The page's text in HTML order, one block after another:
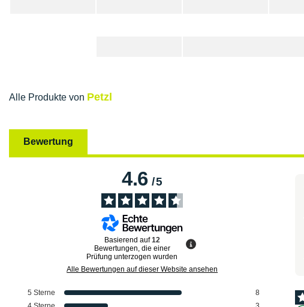
Alle Produkte von Petzl
Bewertung
4.6/5
Basierend auf12
Bewertungen, die einer
Prüfung unterzogen wurden
Alle Bewertungen auf dieser Website ansehen
5 Sterne
8